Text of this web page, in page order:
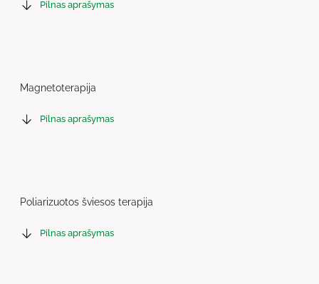
Pilnas aprašymas
Magnetoterapija
Pilnas aprašymas
Poliarizuotos šviesos terapija
Pilnas aprašymas